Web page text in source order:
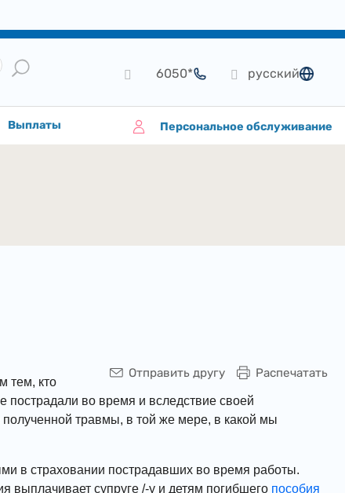
язык
русский
*6050
Выплаты Персональное обслуживание
Распечатать
Отправить другу
тем, кто
во время и вследствие своей
травмы, в той же мере, в какой мы
в страховании пострадавших во время работы.
выплачивает супруге /-у и детям погибшего пособия